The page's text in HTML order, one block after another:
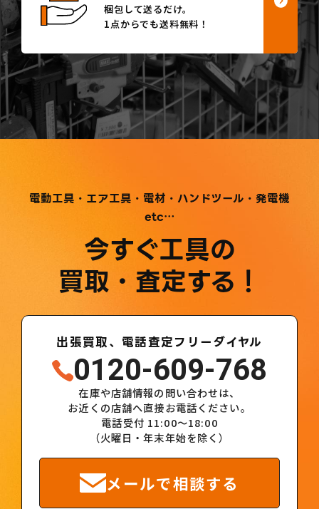
梱包して送るだけ。
1点からでも送料無料！
電動工具・エア工具・電材・ハンドツール・発電機
etc…
今すぐ工具の
買取・査定する！
出張買取、電話査定フリーダイヤル
0120-609-768
在庫や店舗情報の問い合わせは、
お近くの店舗へ直接お電話ください。
電話受付 11:00～18:00
（火曜日・年末年始を除く）
メールで相談する